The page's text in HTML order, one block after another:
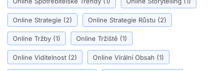
Online Strategie (2) Online Strategie Růstu (2)
Online Tržby (1) Online Tržiště (1)
Online Viditelnost (2) Online Virální Obsah (1)